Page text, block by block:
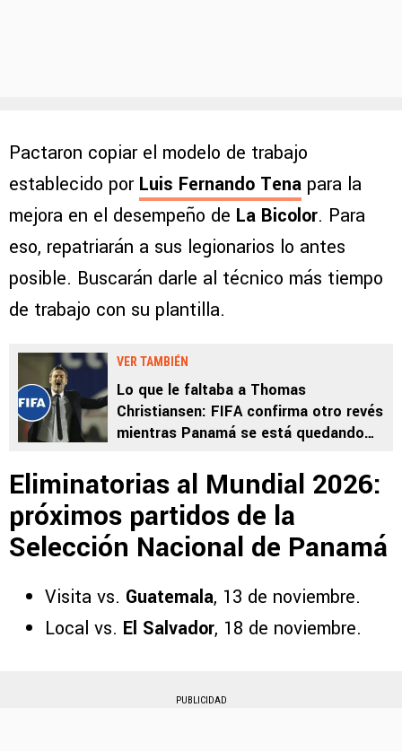
Pactaron copiar el modelo de trabajo
establecido por Luis Fernando Tena para la
mejora en el desempeño de La Bicolor. Para
eso, repatriarán a sus legionarios lo antes
posible. Buscarán darle al técnico más tiempo
de trabajo con su plantilla.
VER TAMBIÉN
Lo que le faltaba a Thomas
Christiansen: FIFA confirma otro revés
mientras Panamá se está quedando
Eliminatorias al Mundial 2026:
próximos partidos de la
Selección Nacional de Panamá
Visita vs. Guatemala, 13 de noviembre.
Local vs. El Salvador, 18 de noviembre.
PUBLICIDAD